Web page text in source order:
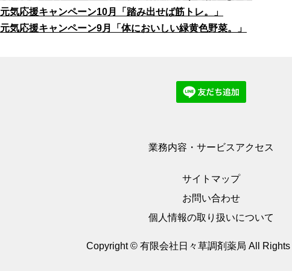
元気応援キャンペーン10月「踏み出せば筋トレ。」
元気応援キャンペーン9月「体においしい緑黄色野菜。」
業務内容・サービスアクセス
サイトマップ
お問い合わせ
個人情報の取り扱いについて
Copyright © 有限会社日々草調剤薬局 All Rights